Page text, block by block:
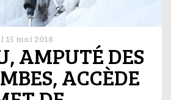
| 15 mai 2018
AMPUTÉ DES
ACCÈDE